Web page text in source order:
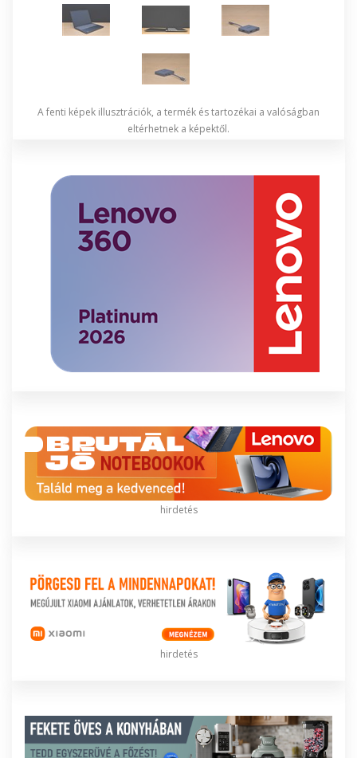
A fenti képek illusztrációk, a termék és tartozékai a valóságban
eltérhetnek a képektől.
hirdetés
hirdetés